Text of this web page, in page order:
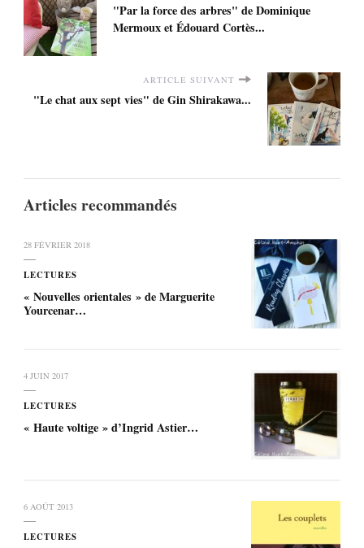
"Par la force des arbres" de Dominique
Mermoux et Édouard Cortès...
ARTICLE SUIVANT
"Le chat aux sept vies" de Gin Shirakawa...
Articles recommandés
28 FÉVRIER 2018
LECTURES
« Nouvelles orientales » de Marguerite
Yourcenar…
4 JUIN 2017
LECTURES
« Haute voltige » d’Ingrid Astier…
6 AOÛT 2013
LECTURES